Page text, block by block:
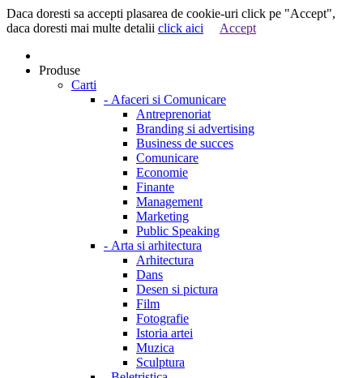
Daca doresti sa accepti plasarea de cookie-uri click pe "Accept",
daca doresti mai multe detalii click aici Accept
Produse
Carti
- Afaceri si Comunicare
Antreprenoriat
Branding si advertising
Business de succes
Comunicare
Economie
Finante
Management
Marketing
Public Speaking
- Arta si arhitectura
Arhitectura
Dans
Desen si pictura
Film
Fotografie
Istoria artei
Muzica
Sculptura